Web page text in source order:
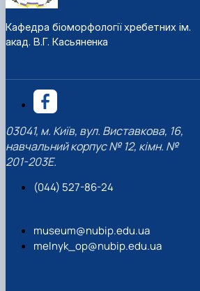
Кафедра біоморфології хребетних ім.
акад. В.Г. Касьяненка
03041, м. Київ, вул. Виставкова, 16,
навчальний корпус № 12, кімн. №
201-203Е.
(044) 527-86-24
museum@nubip.edu.ua
melnyk_op@nubip.edu.ua